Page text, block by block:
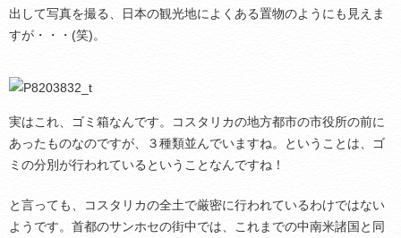
出して写真を撮る、日本の観光地によくある置物のようにも見えま
すが・・・(笑)。
実はこれ、ゴミ箱なんです。コスタリカの地方都市の市役所の前に
あったものなのですが、３種類並んでいますね。ということは、ゴ
ミの分別が行われているということなんですね！
と言っても、コスタリカの全土で厳密に行われているわけではない
ようです。首都のサンホセの街中では、これまでの中南米諸国と同